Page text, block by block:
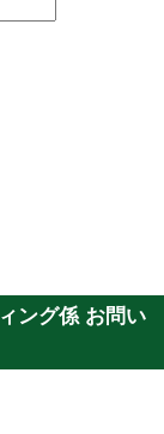
ング係 お問い